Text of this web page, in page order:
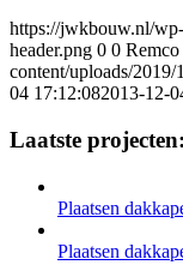
https://jwkbouw.nl/
header.png 0 0 Remco
content/uploads/
04 17:12:082013-12-
Laatste projecten:
Plaatsen
Plaatsen